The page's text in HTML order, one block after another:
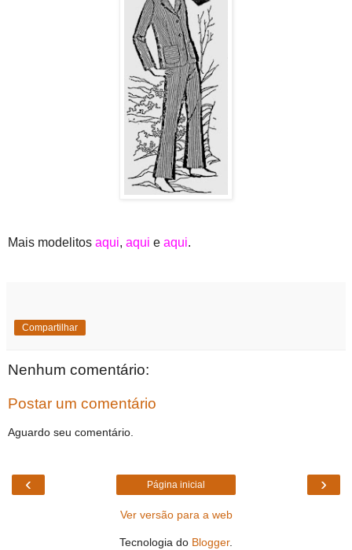
Mais modelitos aqui, aqui e aqui.
Compartilhar
Nenhum comentário:
Postar um comentário
Aguardo seu comentário.
‹ ›
Página inicial
Ver versão para a web
Tecnologia do Blogger.